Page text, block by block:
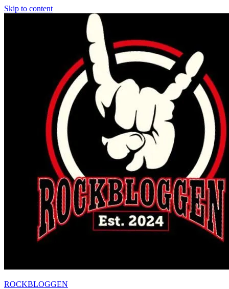
Skip to content
ROCKBLOGGEN